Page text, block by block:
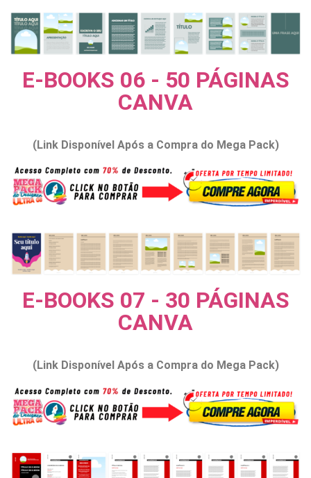
E-BOOKS 06 - 50 PÁGINAS
CANVA
(Link Disponível Após a Compra do Mega Pack)
E-BOOKS 07 - 30 PÁGINAS
CANVA
(Link Disponível Após a Compra do Mega Pack)